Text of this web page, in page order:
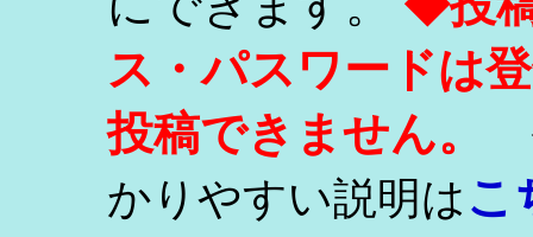
ス・パスワードは
投稿できません。
かりやすい説明はこ